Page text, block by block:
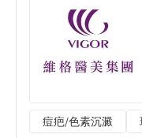
痘疤/色素沉澱